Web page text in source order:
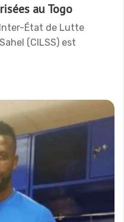
au Togo
État de Lutte
(CILSS) est